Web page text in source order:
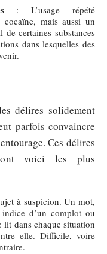
: L’usage répété
cocaïne, mais aussi un
certaines substances
dans lesquelles des
délires solidement
parfois convaincre
Ces délires
voici les plus
à suspicion. Un mot,
d’un complot ou
lit dans chaque situation
elle. Difficile, voire